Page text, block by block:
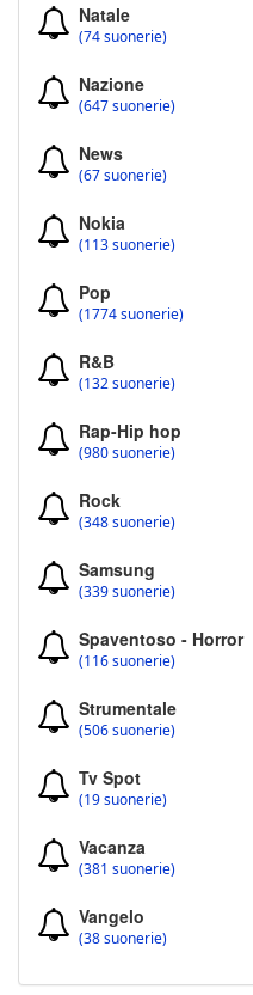
Natale
(74 suonerie)
Nazione
(647 suonerie)
News
(67 suonerie)
Nokia
(113 suonerie)
Pop
(1774 suonerie)
R&B
(132 suonerie)
Rap-Hip hop
(980 suonerie)
Rock
(348 suonerie)
Samsung
(339 suonerie)
Spaventoso - Horror
(116 suonerie)
Strumentale
(506 suonerie)
Tv Spot
(19 suonerie)
Vacanza
(381 suonerie)
Vangelo
(38 suonerie)